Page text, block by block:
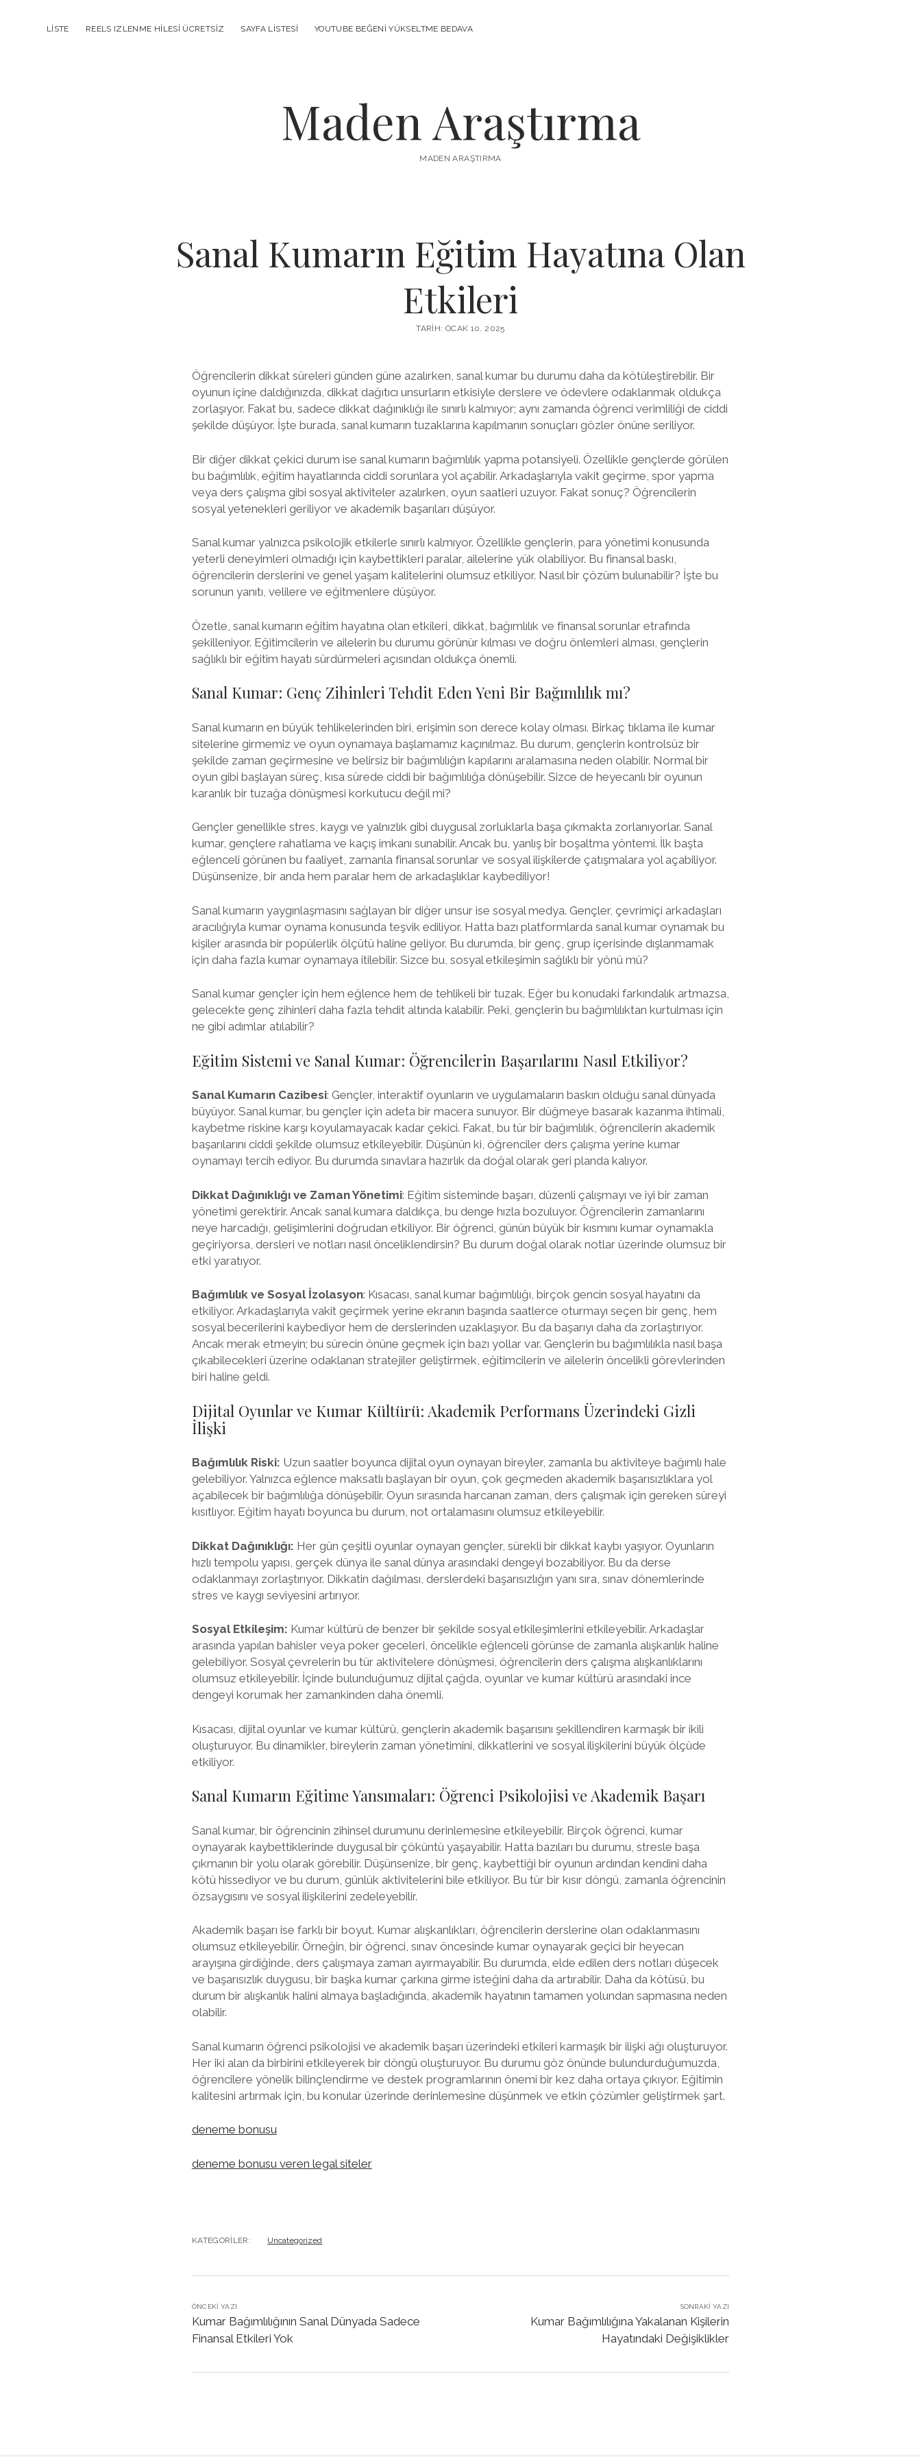
LISTE REELS IZLENME HILESI ÜCRETSIZ SAYFA LISTESI YOUTUBE BEĞENI YÜKSELTME BEDAVA
Maden Araştırma
MADEN ARAŞTIRMA
Sanal Kumarın Eğitim Hayatına Olan
Etkileri
TARIH: OCAK 10, 2025
Öğrencilerin dikkat süreleri günden güne azalırken, sanal kumar bu durumu daha da kötüleştirebilir. Bir
oyunun içine daldığınızda, dikkat dağıtıcı unsurların etkisiyle derslere ve ödevlere odaklanmak oldukça
zorlaşıyor. Fakat bu, sadece dikkat dağınıklığı ile sınırlı kalmıyor; aynı zamanda öğrenci verimliliği de ciddi
şekilde düşüyor. İşte burada, sanal kumarın tuzaklarına kapılmanın sonuçları gözler önüne seriliyor.
Bir diğer dikkat çekici durum ise sanal kumarın bağımlılık yapma potansiyeli. Özellikle gençlerde görülen
bu bağımlılık, eğitim hayatlarında ciddi sorunlara yol açabilir. Arkadaşlarıyla vakit geçirme, spor yapma
veya ders çalışma gibi sosyal aktiviteler azalırken, oyun saatleri uzuyor. Fakat sonuç? Öğrencilerin
sosyal yetenekleri geriliyor ve akademik başarıları düşüyor.
Sanal kumar yalnızca psikolojik etkilerle sınırlı kalmıyor. Özellikle gençlerin, para yönetimi konusunda
yeterli deneyimleri olmadığı için kaybettikleri paralar, ailelerine yük olabiliyor. Bu finansal baskı,
öğrencilerin derslerini ve genel yaşam kalitelerini olumsuz etkiliyor. Nasıl bir çözüm bulunabilir? İşte bu
sorunun yanıtı, velilere ve eğitmenlere düşüyor.
Özetle, sanal kumarın eğitim hayatına olan etkileri, dikkat, bağımlılık ve finansal sorunlar etrafında
şekilleniyor. Eğitimcilerin ve ailelerin bu durumu görünür kılması ve doğru önlemleri alması, gençlerin
sağlıklı bir eğitim hayatı sürdürmeleri açısından oldukça önemli.
Sanal Kumar: Genç Zihinleri Tehdit Eden Yeni Bir Bağımlılık mı?
Sanal kumarın en büyük tehlikelerinden biri, erişimin son derece kolay olması. Birkaç tıklama ile kumar
sitelerine girmemiz ve oyun oynamaya başlamamız kaçınılmaz. Bu durum, gençlerin kontrolsüz bir
şekilde zaman geçirmesine ve belirsiz bir bağımlılığın kapılarını aralamasına neden olabilir. Normal bir
oyun gibi başlayan süreç, kısa sürede ciddi bir bağımlılığa dönüşebilir. Sizce de heyecanlı bir oyunun
karanlık bir tuzağa dönüşmesi korkutucu değil mi?
Gençler genellikle stres, kaygı ve yalnızlık gibi duygusal zorluklarla başa çıkmakta zorlanıyorlar. Sanal
kumar, gençlere rahatlama ve kaçış imkanı sunabilir. Ancak bu, yanlış bir boşaltma yöntemi. İlk başta
eğlenceli görünen bu faaliyet, zamanla finansal sorunlar ve sosyal ilişkilerde çatışmalara yol açabiliyor.
Düşünsenize, bir anda hem paralar hem de arkadaşlıklar kaybediliyor!
Sanal kumarın yaygınlaşmasını sağlayan bir diğer unsur ise sosyal medya. Gençler, çevrimiçi arkadaşları
aracılığıyla kumar oynama konusunda teşvik ediliyor. Hatta bazı platformlarda sanal kumar oynamak bu
kişiler arasında bir popülerlik ölçütü haline geliyor. Bu durumda, bir genç, grup içerisinde dışlanmamak
için daha fazla kumar oynamaya itilebilir. Sizce bu, sosyal etkileşimin sağlıklı bir yönü mü?
Sanal kumar gençler için hem eğlence hem de tehlikeli bir tuzak. Eğer bu konudaki farkındalık artmazsa,
gelecekte genç zihinleri daha fazla tehdit altında kalabilir. Peki, gençlerin bu bağımlılıktan kurtulması için
ne gibi adımlar atılabilir?
Eğitim Sistemi ve Sanal Kumar: Öğrencilerin Başarılarını Nasıl Etkiliyor?
Sanal Kumarın Cazibesi: Gençler, interaktif oyunların ve uygulamaların baskın olduğu sanal dünyada
büyüyor. Sanal kumar, bu gençler için adeta bir macera sunuyor. Bir düğmeye basarak kazanma ihtimali,
kaybetme riskine karşı koyulamayacak kadar çekici. Fakat, bu tür bir bağımlılık, öğrencilerin akademik
başarılarını ciddi şekilde olumsuz etkileyebilir. Düşünün ki, öğrenciler ders çalışma yerine kumar
oynamayı tercih ediyor. Bu durumda sınavlara hazırlık da doğal olarak geri planda kalıyor.
Dikkat Dağınıklığı ve Zaman Yönetimi: Eğitim sisteminde başarı, düzenli çalışmayı ve iyi bir zaman
yönetimi gerektirir. Ancak sanal kumara daldıkça, bu denge hızla bozuluyor. Öğrencilerin zamanlarını
neye harcadığı, gelişimlerini doğrudan etkiliyor. Bir öğrenci, günün büyük bir kısmını kumar oynamakla
geçiriyorsa, dersleri ve notları nasıl önceliklendirsin? Bu durum doğal olarak notlar üzerinde olumsuz bir
etki yaratıyor.
Bağımlılık ve Sosyal İzolasyon: Kısacası, sanal kumar bağımlılığı, birçok gencin sosyal hayatını da
etkiliyor. Arkadaşlarıyla vakit geçirmek yerine ekranın başında saatlerce oturmayı seçen bir genç, hem
sosyal becerilerini kaybediyor hem de derslerinden uzaklaşıyor. Bu da başarıyı daha da zorlaştırıyor.
Ancak merak etmeyin; bu sürecin önüne geçmek için bazı yollar var. Gençlerin bu bağımlılıkla nasıl başa
çıkabilecekleri üzerine odaklanan stratejiler geliştirmek, eğitimcilerin ve ailelerin öncelikli görevlerinden
biri haline geldi.
Dijital Oyunlar ve Kumar Kültürü: Akademik Performans Üzerindeki Gizli
İlişki
Bağımlılık Riski: Uzun saatler boyunca dijital oyun oynayan bireyler, zamanla bu aktiviteye bağımlı hale
gelebiliyor. Yalnızca eğlence maksatlı başlayan bir oyun, çok geçmeden akademik başarısızlıklara yol
açabilecek bir bağımlılığa dönüşebilir. Oyun sırasında harcanan zaman, ders çalışmak için gereken süreyi
kısıtlıyor. Eğitim hayatı boyunca bu durum, not ortalamasını olumsuz etkileyebilir.
Dikkat Dağınıklığı: Her gün çeşitli oyunlar oynayan gençler, sürekli bir dikkat kaybı yaşıyor. Oyunların
hızlı tempolu yapısı, gerçek dünya ile sanal dünya arasındaki dengeyi bozabiliyor. Bu da derse
odaklanmayı zorlaştırıyor. Dikkatin dağılması, derslerdeki başarısızlığın yanı sıra, sınav dönemlerinde
stres ve kaygı seviyesini artırıyor.
Sosyal Etkileşim: Kumar kültürü de benzer bir şekilde sosyal etkileşimlerini etkileyebilir. Arkadaşlar
arasında yapılan bahisler veya poker geceleri, öncelikle eğlenceli görünse de zamanla alışkanlık haline
gelebiliyor. Sosyal çevrelerin bu tür aktivitelere dönüşmesi, öğrencilerin ders çalışma alışkanlıklarını
olumsuz etkileyebilir. İçinde bulunduğumuz dijital çağda, oyunlar ve kumar kültürü arasındaki ince
dengeyi korumak her zamankinden daha önemli.
Kısacası, dijital oyunlar ve kumar kültürü, gençlerin akademik başarısını şekillendiren karmaşık bir ikili
oluşturuyor. Bu dinamikler, bireylerin zaman yönetimini, dikkatlerini ve sosyal ilişkilerini büyük ölçüde
etkiliyor.
Sanal Kumarın Eğitime Yansımaları: Öğrenci Psikolojisi ve Akademik Başarı
Sanal kumar, bir öğrencinin zihinsel durumunu derinlemesine etkileyebilir. Birçok öğrenci, kumar
oynayarak kaybettiklerinde duygusal bir çöküntü yaşayabilir. Hatta bazıları bu durumu, stresle başa
çıkmanın bir yolu olarak görebilir. Düşünsenize, bir genç, kaybettiği bir oyunun ardından kendini daha
kötü hissediyor ve bu durum, günlük aktivitelerini bile etkiliyor. Bu tür bir kısır döngü, zamanla öğrencinin
özsaygısını ve sosyal ilişkilerini zedeleyebilir.
Akademik başarı ise farklı bir boyut. Kumar alışkanlıkları, öğrencilerin derslerine olan odaklanmasını
olumsuz etkileyebilir. Örneğin, bir öğrenci, sınav öncesinde kumar oynayarak geçici bir heyecan
arayışına girdiğinde, ders çalışmaya zaman ayırmayabilir. Bu durumda, elde edilen ders notları düşecek
ve başarısızlık duygusu, bir başka kumar çarkına girme isteğini daha da artırabilir. Daha da kötüsü, bu
durum bir alışkanlık halini almaya başladığında, akademik hayatının tamamen yolundan sapmasına neden
olabilir.
Sanal kumarın öğrenci psikolojisi ve akademik başarı üzerindeki etkileri karmaşık bir ilişki ağı oluşturuyor.
Her iki alan da birbirini etkileyerek bir döngü oluşturuyor. Bu durumu göz önünde bulundurduğumuzda,
öğrencilere yönelik bilinçlendirme ve destek programlarının önemi bir kez daha ortaya çıkıyor. Eğitimin
kalitesini artırmak için, bu konular üzerinde derinlemesine düşünmek ve etkin çözümler geliştirmek şart.
deneme bonusu
deneme bonusu veren legal siteler
KATEGORILER: Uncategorized
ÖNCEKI YAZI
Kumar Bağımlılığının Sanal Dünyada Sadece
Finansal Etkileri Yok
SONRAKI YAZI
Kumar Bağımlılığına Yakalanan Kişilerin
Hayatındaki Değişiklikler